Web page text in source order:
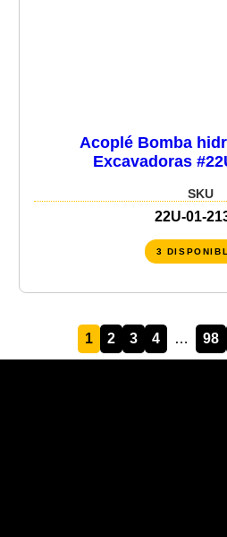
Acoplé Bomba
Excavadoras
SKU
22U-01-
3
1 2 3 4 … 98